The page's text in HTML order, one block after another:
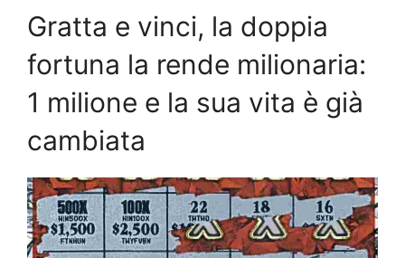
Gratta e vinci, la doppia
fortuna la rende milionaria:
1 milione e la sua vita è già
cambiata